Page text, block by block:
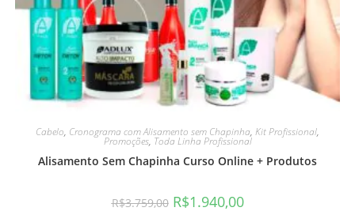
Cabelo, Cronograma com Alisamento sem Chapinha, Kit Profissional,
Promoções, Toda Linha Profissional
Alisamento Sem Chapinha Curso Online + Produtos
R$3.759,00 R$1.940,00